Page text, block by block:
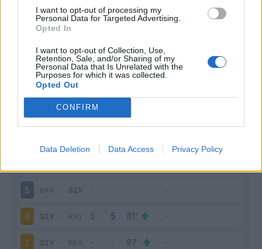
I want to opt-out of processing my
Personal Data for Targeted Advertising.
Opted In
I want to opt-out of Collection, Use,
Retention, Sale, and/or Sharing of my
Personal Data that Is Unrelated with the
Purposes for which it was collected.
Opted Out
CONFIRM
Data Deletion Data Access Privacy Policy
Scarica riepilogo
stagionale
Giornata Voto FV Entrato Uscito Bonus/Malus
SIV-GIR
-SIV
5 BAR - SIV
6 SIV - RAY
7 SIV - REA